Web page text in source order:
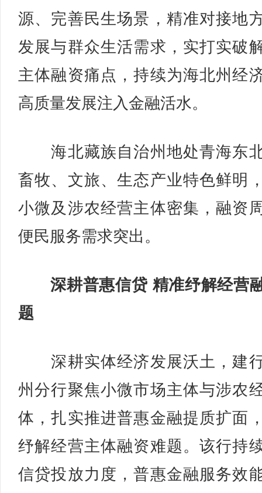
源、完善民生场景，精准对接地
发展与群众生活需求，实打实破
主体融资痛点，持续为海北州经
高质量发展注入金融活水。
海北藏族自治州地处青海东
畜牧、文旅、生态产业特色鲜明
小微及涉农经营主体密集，融资
便民服务需求突出。
深耕普惠信贷 精准纾解经营
题
深耕实体经济发展沃土，建
州分行聚焦小微市场主体与涉农
体，扎实推进普惠金融提质扩面
纾解经营主体融资难题。该行持
信贷投放力度，普惠金融服务效